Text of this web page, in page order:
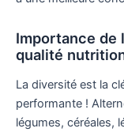
Importance de
qualité
La diversité est la
performante !
légumes, céréales,